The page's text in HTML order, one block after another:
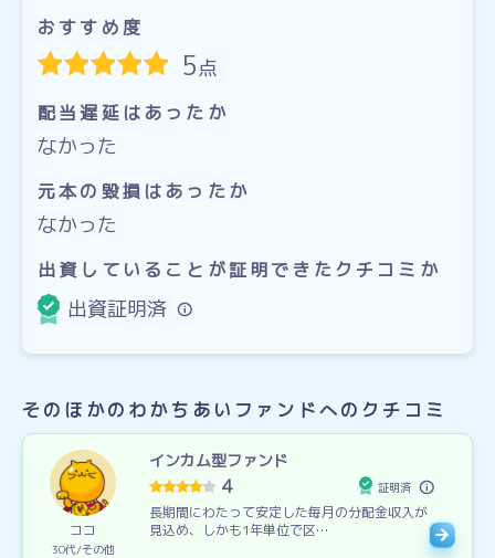
おすすめ度
5点
配当遅延はあったか
なかった
元本の毀損はあったか
なかった
出資していることが証明できたクチコミか
出資証明済
そのほかのわかちあいファンドへのクチコミ
ココ
30代 その他
インカム型ファンド
4 証明済
長期間にわたって安定した毎月の分配金収入が
見込め、しかも1年単位で区…